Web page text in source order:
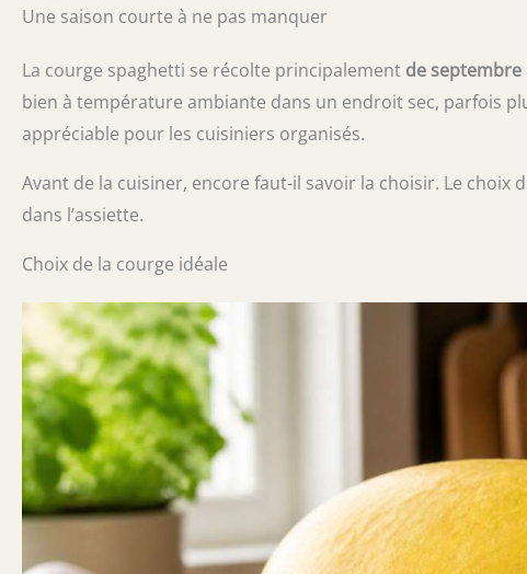
Une saison courte à ne pas manquer
La courge spaghetti se récolte principalement de
bien à température ambiante dans un endroit sec, parfois
appréciable pour les cuisiniers organisés.
Avant de la cuisiner, encore faut-il savoir la choisir. Le
dans l’assiette.
Choix de la courge idéale